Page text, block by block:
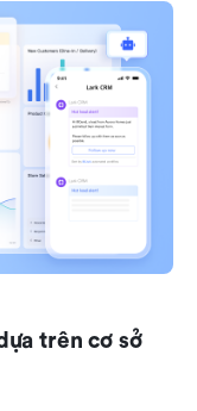
trên cơ sở